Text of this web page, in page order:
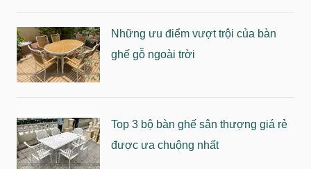
việc không hề dễ dàng. Vậy tại sao không thử bố trí
những bộ bàn ghế nhựa giả gỗ đẹp với nhiều kiểu dáng
cho không gian quán cafe của bạn. Hãy cùng tìm hiểu
về bàn ghế nhựa giả gỗ - xu hướng mới trong nội thất
quán cafe thì chúng ta hãy cùng nhau tìm hiểu.
Những ưu điểm vượt trội của bàn
ghế gỗ ngoài trời
Top 3 bộ bàn ghế sân thượng giá rẻ
được ưa chuộng nhất